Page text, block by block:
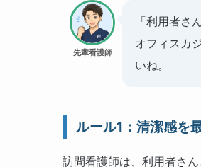
先輩看護師
「利用者さ
オフィスカ
いね。
ルール1：清潔感を
訪問看護師は、利用者さ